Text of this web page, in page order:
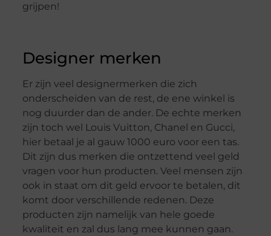
grijpen!
Designer merken
Er zijn veel designermerken die zich
onderscheiden van de rest, de ene winkel is
nog duurder dan de ander. De echte merken
zijn toch wel Louis Vuitton, Chanel en Gucci,
hier betaal je al gauw 1000 euro voor een tas.
Dit zijn dus merken die ontzettend veel geld
vragen voor hun producten. Veel mensen zijn
ook in staat om dit geld ervoor te betalen, dit
komt door verschillende redenen. Deze
producten zijn namelijk van hele goede
kwaliteit en zal dus lang mee kunnen gaan.